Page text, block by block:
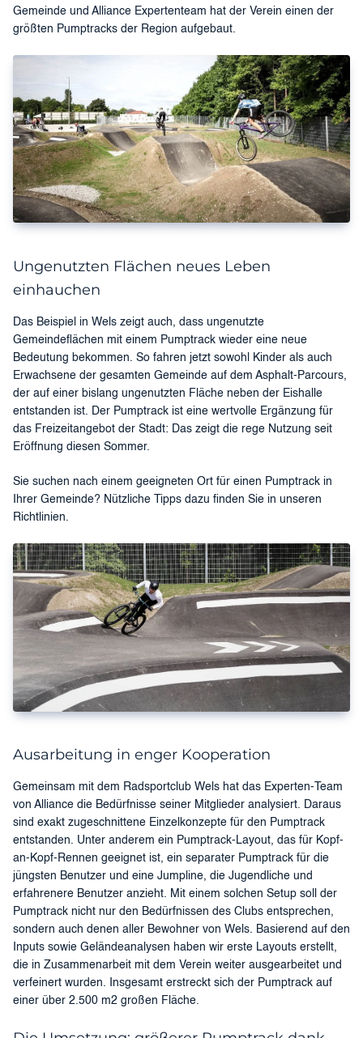
Gemeinde und Alliance Expertenteam hat der Verein einen der
größten Pumptracks der Region aufgebaut.
Ungenutzten Flächen neues Leben
einhauchen
Das Beispiel in Wels zeigt auch, dass ungenutzte
Gemeindeflächen mit einem Pumptrack wieder eine neue
Bedeutung bekommen. So fahren jetzt sowohl Kinder als auch
Erwachsene der gesamten Gemeinde auf dem Asphalt-Parcours,
der auf einer bislang ungenutzten Fläche neben der Eishalle
entstanden ist. Der Pumptrack ist eine wertvolle Ergänzung für
das Freizeitangebot der Stadt: Das zeigt die rege Nutzung seit
Eröffnung diesen Sommer.
Sie suchen nach einem geeigneten Ort für einen Pumptrack in
Ihrer Gemeinde? Nützliche Tipps dazu finden Sie in unseren
Richtlinien.
Ausarbeitung in enger Kooperation
Gemeinsam mit dem Radsportclub Wels hat das Experten-Team
von Alliance die Bedürfnisse seiner Mitglieder analysiert. Daraus
sind exakt zugeschnittene Einzelkonzepte für den Pumptrack
entstanden. Unter anderem ein Pumptrack-Layout, das für Kopf-
an-Kopf-Rennen geeignet ist, ein separater Pumptrack für die
jüngsten Benutzer und eine Jumpline, die Jugendliche und
erfahrenere Benutzer anzieht. Mit einem solchen Setup soll der
Pumptrack nicht nur den Bedürfnissen des Clubs entsprechen,
sondern auch denen aller Bewohner von Wels. Basierend auf den
Inputs sowie Geländeanalysen haben wir erste Layouts erstellt,
die in Zusammenarbeit mit dem Verein weiter ausgearbeitet und
verfeinert wurden. Insgesamt erstreckt sich der Pumptrack auf
einer über 2.500 m2 großen Fläche.